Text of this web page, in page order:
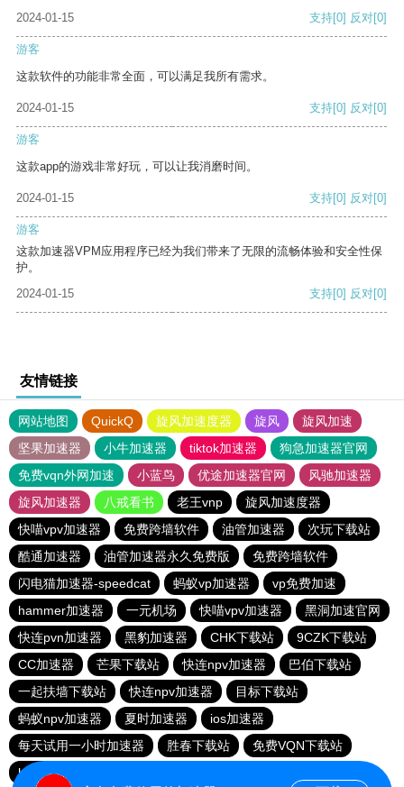
2024-01-15 支持[0] 反对[0]
游客
这款软件的功能非常全面，可以满足我所有需求。
2024-01-15 支持[0] 反对[0]
游客
这款app的游戏非常好玩，可以让我消磨时间。
2024-01-15 支持[0] 反对[0]
游客
这款加速器VPM应用程序已经为我们带来了无限的流畅体验和安全性保
护。
2024-01-15
支持[0] 反对[0]
友情链接
网站地图 QuickQ 旋风加速度器 旋风
旋风加速
坚果加速器
小牛加速器 tiktok加速器
狗急加速器官网
免费vqn外网加速
小蓝鸟 优途加速器官网
风驰加速器
旋风加速器
八戒看书 老王vnp
旋风加速度器
快喵vpv加速器
免费跨墙软件 油管加速器
次玩下载站
酷通加速器
油管加速器永久免费版
免费跨墙软件
闪电猫加速器-speedcat
蚂蚁vp加速器
vp免费加速
hammer加速器
一元机场 快喵vpv加速器
黑洞加速官网
快连pvn加速器
黑豹加速器 CHK下载站
9CZK下载站
CC加速器
芒果下载站 快连npv加速器
巴伯下载站
一起扶墙下载站
快连npv加速器
目标下载站
蚂蚁npv加速器
夏时加速器
ios加速器
每天试用一小时加速器
胜春下载站
免费VQN下载站
hammer加速器